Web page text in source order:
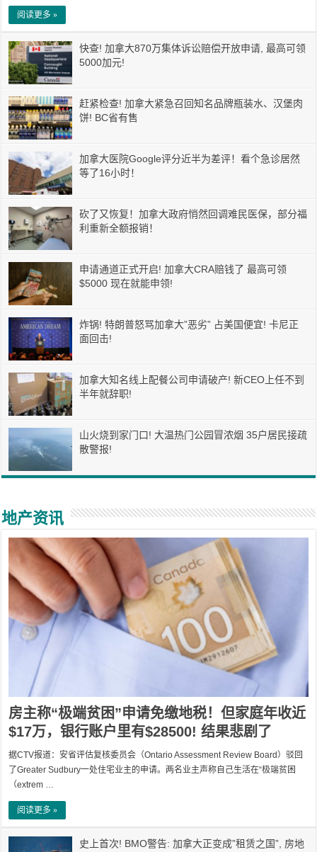
阅读更多 »
快查! 加拿大870万集体诉讼赔偿开放申请, 最高可领
5000加元!
赶紧检查! 加拿大紧急召回知名品牌瓶装水、汉堡肉
饼! BC省有售
加拿大医院Google评分近半为差评！看个急诊居然
等了16小时！
砍了又恢复！加拿大政府悄然回调难民医保，部分福
利重新全额报销！
申请通道正式开启! 加拿大CRA赔钱了 最高可领
$5000 现在就能申领!
炸锅! 特朗普怒骂加拿大”恶劣” 占美国便宜! 卡尼正
面回击!
加拿大知名线上配餐公司申请破产! 新CEO上任不到
半年就辞职!
山火烧到家门口! 大温热门公园冒浓烟 35户居民接疏
散警报!
地产资讯
房主称“极端贫困”申请免缴地税！但家庭年收近
$17万，银行账户里有$28500! 结果悲剧了
据CTV报道：安省评估复核委员会（Ontario Assessment Review Board）驳回
了Greater Sudbury一处住宅业主的申请。两名业主声称自己生活在“极端贫困
（extrem …
阅读更多 »
史上首次! BMO警告: 加拿大正变成”租赁之国”, 房地